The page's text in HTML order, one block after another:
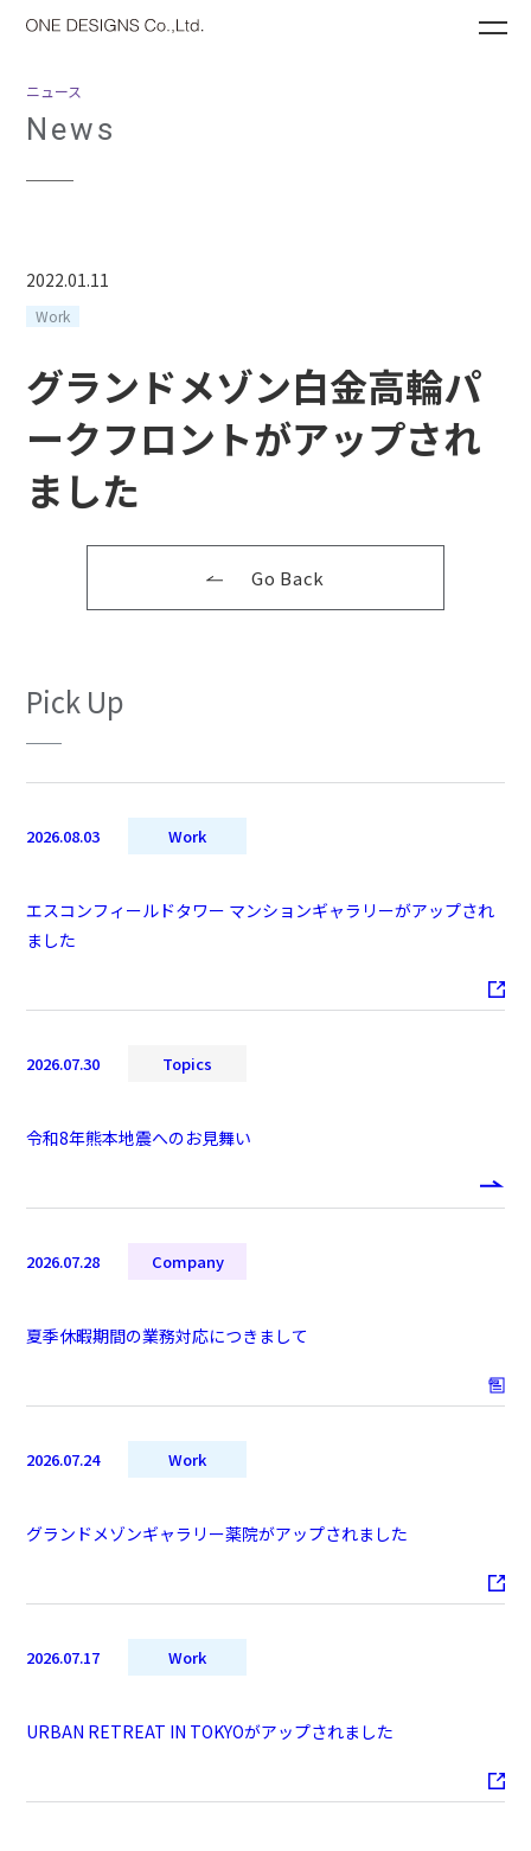
ニュース
News
2022.01.11
Work
グランドメゾン白金高輪パ
ークフロントがアップされ
ました
Go Back
Pick Up
2026.08.03 Work
エスコンフィールドタワー マンションギャラリーがアップされ
ました
2026.07.30 Topics
令和8年熊本地震へのお見舞い
2026.07.28 Company
夏季休暇期間の業務対応につきまして
2026.07.24 Work
グランドメゾンギャラリー薬院がアップされました
2026.07.17 Work
URBAN RETREAT IN TOKYOがアップされました